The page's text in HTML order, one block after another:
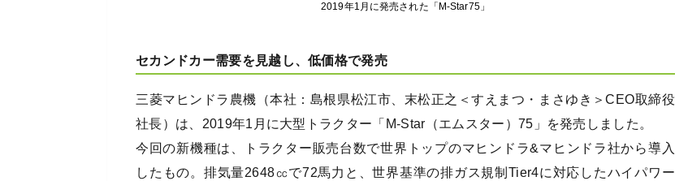
2019年1月に発売された「M-Star75」
セカンドカー需要を見越し、低価格で発売
三菱マヒンドラ農機（本社：島根県松江市、末松正之＜すえまつ・まさゆき＞CEO取締役
社⾧）は、2019年1月に大型トラクター「M-Star（エムスター）75」を発売しました。
今回の新機種は、トラクター販売台数で世界トップのマヒンドラ&マヒンドラ社から導入
したもの。排気量2648㏄で72馬力と、世界基準の排ガス規制Tier4に対応したハイパワー